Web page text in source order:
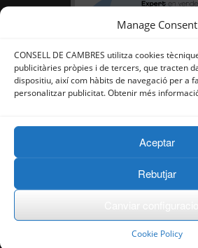
Manage Consent
CONSELL DE CAMBRES utilitza cookies
publicitàries pròpies i de tercers, que tracten
dispositiu, així com hàbits de navegació per a
personalitzar publicitat. Obtenir més
Aceptar
Rebutjar
Cookie Policy